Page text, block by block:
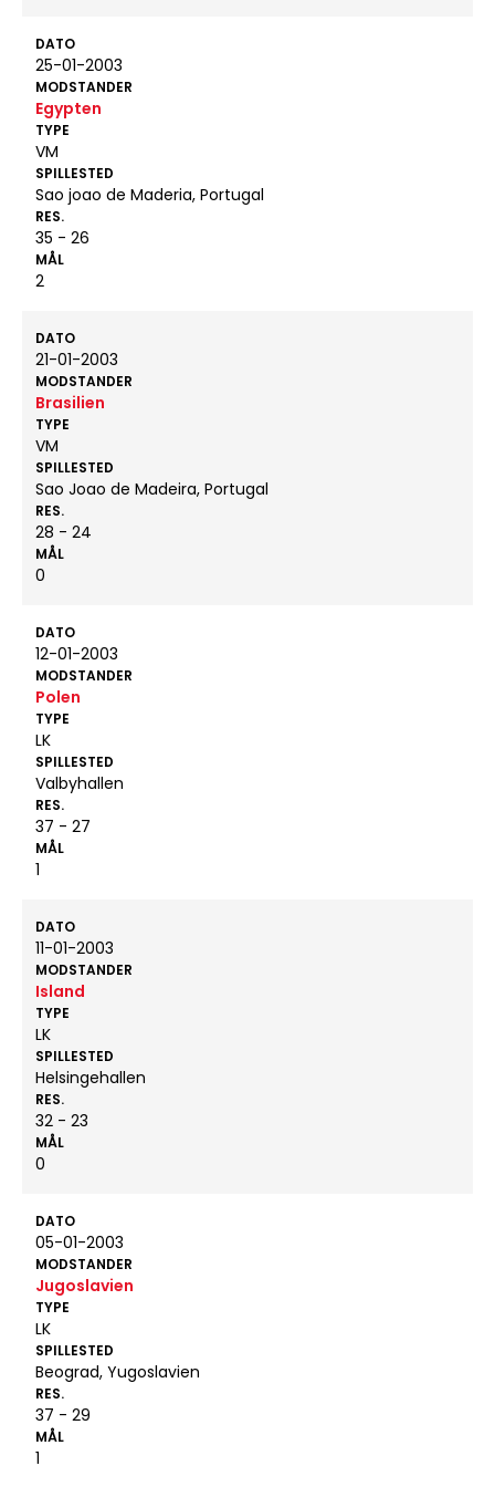
DATO
25-01-2003
MODSTANDER
Egypten
TYPE
VM
SPILLESTED
Sao joao de Maderia, Portugal
RES.
35 - 26
MÅL
2
DATO
21-01-2003
MODSTANDER
Brasilien
TYPE
VM
SPILLESTED
Sao Joao de Madeira, Portugal
RES.
28 - 24
MÅL
0
DATO
12-01-2003
MODSTANDER
Polen
TYPE
LK
SPILLESTED
Valbyhallen
RES.
37 - 27
MÅL
1
DATO
11-01-2003
MODSTANDER
Island
TYPE
LK
SPILLESTED
Helsingehallen
RES.
32 - 23
MÅL
0
DATO
05-01-2003
MODSTANDER
Jugoslavien
TYPE
LK
SPILLESTED
Beograd, Yugoslavien
RES.
37 - 29
MÅL
1